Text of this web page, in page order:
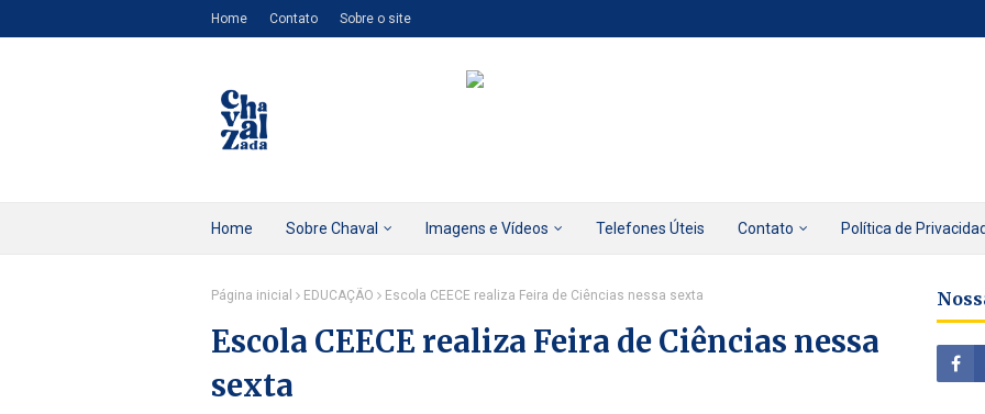
Home Contato Sobre o site
Home Sobre Chaval Imagens e Vídeos Telefones Úteis Contato Política de
Página inicial EDUCAÇÃO Escola CEECE realiza Feira de Ciências nessa sexta
Escola CEECE realiza Feira de Ciências nessa
sexta